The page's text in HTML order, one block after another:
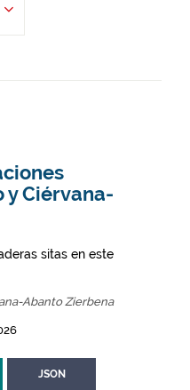
y Ciérvana-
sitas en este
Abanto Zierbena
JSON